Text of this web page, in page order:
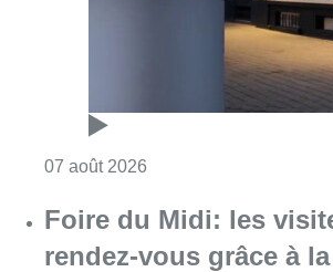
07 août 2026
Foire du Midi: les
rendez-vous grâce à